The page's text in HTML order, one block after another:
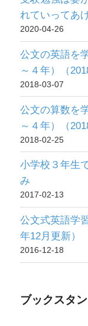
更
新）”
の
れていってあ
2020-04-26
公文の英語を
～４年）（
2018-03-07
公文の算数を
～４年）（
2018-02-25
小学校３年生
み
2017-02-13
公文式英語学
年12月更新）
2016-12-18
ブックスタ